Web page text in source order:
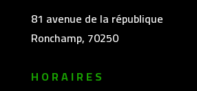
81 avenue de la république
Ronchamp, 70250
HORAIRES